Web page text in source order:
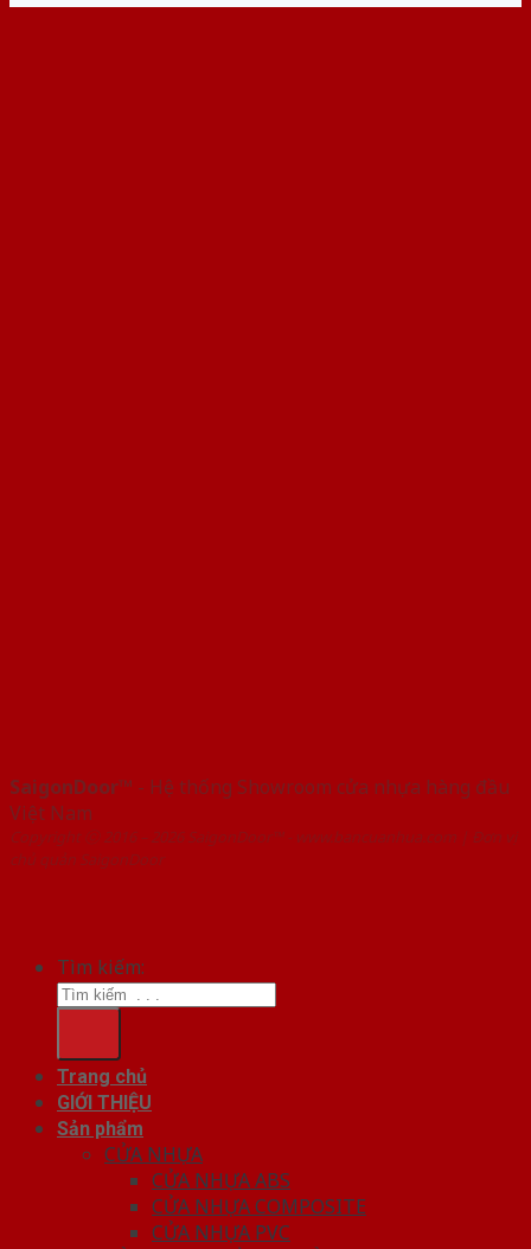
SaigonDoor™ - Hệ thống Showroom cửa nhựa hàng đầu
Việt Nam
Copyright ⓒ 2016 – 2026 SaigonDoor™ - www.bancuanhua.com | Đơn vị
chủ quản SaigonDoor
Tìm kiếm:
Trang chủ
GIỚI THIỆU
Sản phẩm
CỬA NHỰA
CỬA NHỰA ABS
CỬA NHỰA COMPOSITE
CỬA NHỰA PVC